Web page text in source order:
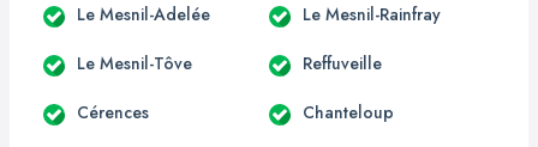
Le Mesnil-Adelée Le Mesnil-Rainfray
Le Mesnil-Tôve Reffuveille
Cérences Chanteloup